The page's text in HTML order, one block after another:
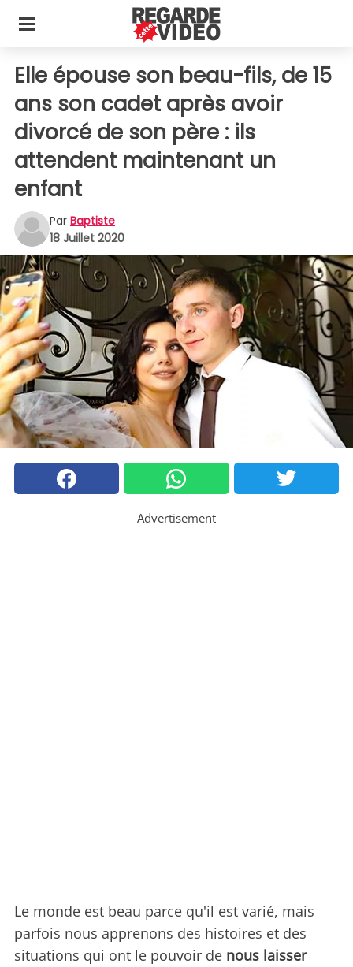
Elle épouse son beau-fils, de 15
ans son cadet après avoir
divorcé de son père : ils
attendent maintenant un
enfant
Par Baptiste
18 Juillet 2020
Advertisement
Le monde est beau parce qu'il est varié, mais
parfois nous apprenons des histoires et des
situations qui ont le pouvoir de nous laisser